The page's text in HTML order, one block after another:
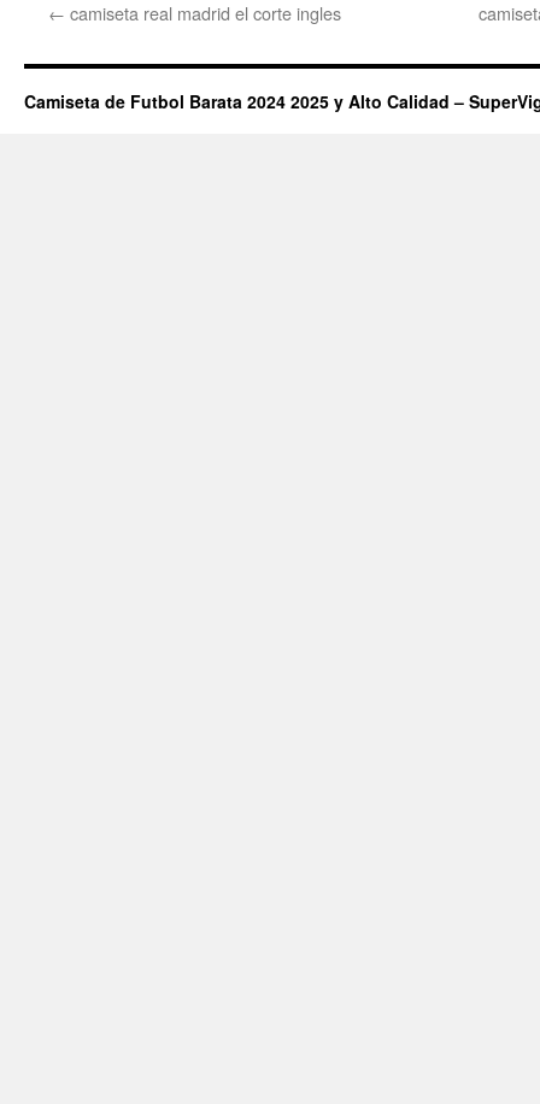
← camiseta real madrid el corte ingles
Camiseta de Futbol Barata 2024 2025 y Alto Calidad –